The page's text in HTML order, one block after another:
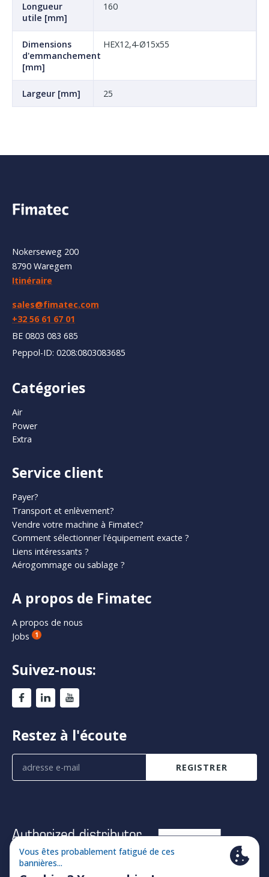
Longueur
utile [mm]
160
Dimensions
d'emmanchement
[mm]
HEX12,4-Ø15x55
Largeur [mm] 25
Nokerseweg 200
8790 Waregem
Itinéraire
sales@fimatec.com
+32 56 61 67 01
BE 0803 083 685
Peppol-ID: 0208:0803083685
Catégories
Air
Power
Extra
Service client
Payer?
Transport et enlèvement?
Vendre votre machine à Fimatec?
Comment sélectionner l'équipement exacte ?
Liens intéressants ?
Aérogommage ou sablage ?
A propos de Fimatec
A propos de nous
Jobs
1
Suivez-nous:
Restez à l'écoute
REGISTRER